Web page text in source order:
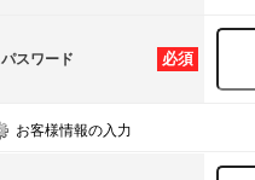
必須
パスワード
お客様情報の入力